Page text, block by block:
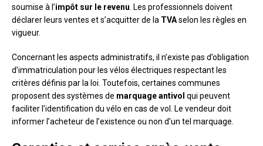
soumise à l’impôt sur le revenu. Les professionnels doivent
déclarer leurs ventes et s’acquitter de la TVAselon les règles en
vigueur.
Concernant les aspects administratifs, il n’existe pas d’obligation
d’immatriculation pour les vélos électriques respectant les
critères définis par la loi. Toutefois, certaines communes
proposent des systèmes de marquage antivol qui peuvent
faciliter l’identification du vélo en cas de vol. Le vendeur doit
informer l’acheteur de l’existence ou non d’un tel marquage.